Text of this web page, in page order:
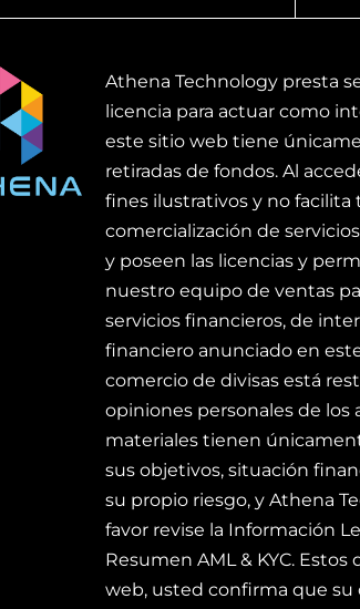
Athena Technology presta
licencia para actuar como
este sitio web tiene
retiradas de fondos. Al
fines ilustrativos y no facilita
comercialización de
y poseen las licencias y
nuestro equipo de ventas
servicios financieros, de
financiero anunciado en
comercio de divisas está
opiniones personales de los
materiales tienen
sus objetivos, situación
su propio riesgo, y Athena
favor revise la Información
Resumen AML & KYC.
web, usted confirma que su